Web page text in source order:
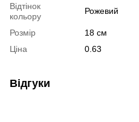
Відтінок
кольору
Рожевий
Розмір
18 см
Ціна
0.63
Відгуки